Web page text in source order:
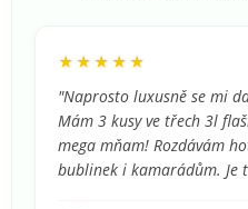
★★★★★
"Naprosto luxusně se mi
Mám 3 kusy ve třech 3l
mega mňam! Rozdávám
bublinek i kamarádům. Je